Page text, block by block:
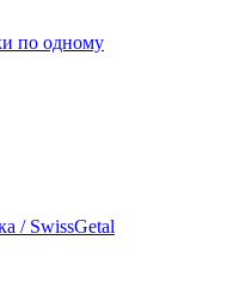
по одному
/ SwissGetal